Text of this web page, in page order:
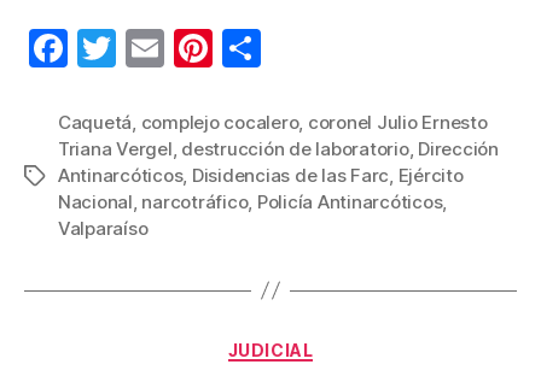
F
c
e
b
o
o
T
tt
er
E
ail
Pi
er
e
st
m
p
ar
Etiquetas
Caquetá complejo cocalero, coronel Julio Ernesto
Triana Vergel destrucción de laboratorio, Dirección
Antinarcóticos, Disidencias de las Farc Ejército
Nacional narcotráfico, Policía Antinarcóticos,
Valparaíso
Categorías
JUDICIAL